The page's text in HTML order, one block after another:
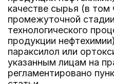
качестве сырья (в том
промежуточной
технологического
продукции
параксилол или
указанным лицам на
регламентировано